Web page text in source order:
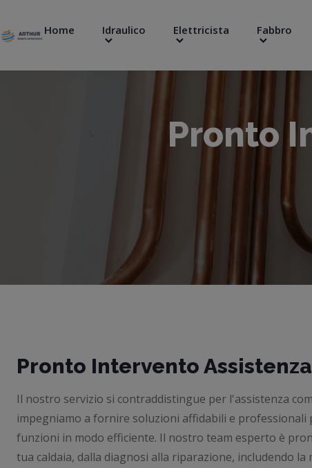
Home Idraulico Elettricista Fabbro
Pronto
Pronto Intervento
Il nostro servizio si contraddistingue per l'assistenza
impegniamo a fornire soluzioni affidabili e professionali
funzioni in modo efficiente. Il nostro team esperto è
tua caldaia, dalla diagnosi alla riparazione, includendo